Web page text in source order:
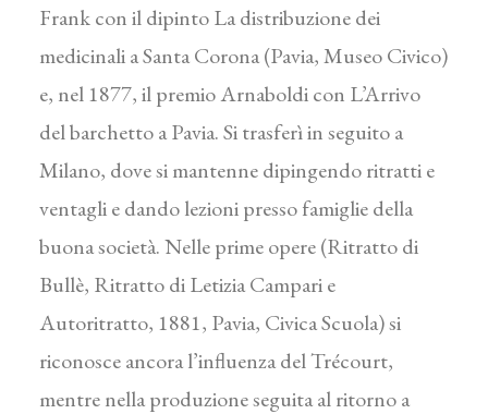
Frank con il dipinto La distribuzione dei
medicinali a Santa Corona (Pavia, Museo Civico)
e, nel 1877, il premio Arnaboldi con L’Arrivo
del barchetto a Pavia. Si trasferì in seguito a
Milano, dove si mantenne dipingendo ritratti e
ventagli e dando lezioni presso famiglie della
buona società. Nelle prime opere (Ritratto di
Bullè, Ritratto di Letizia Campari e
Autoritratto, 1881, Pavia, Civica Scuola) si
riconosce ancora l’influenza del Trécourt,
mentre nella produzione seguita al ritorno a